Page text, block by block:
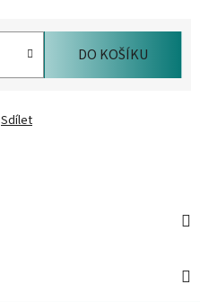
DO KOŠÍKU
Sdílet